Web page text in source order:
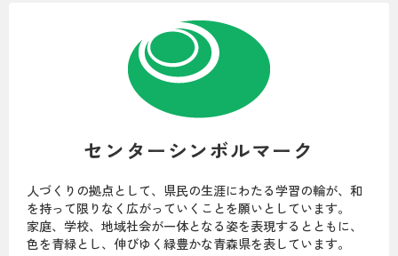
センターシンボルマーク
人づくりの拠点として、県民の生涯にわたる学習の輪が、和
を持って限りなく広がっていくことを願いとしています。
家庭、学校、地域社会が一体となる姿を表現するとともに、
色を青緑とし、伸びゆく緑豊かな青森県を表しています。